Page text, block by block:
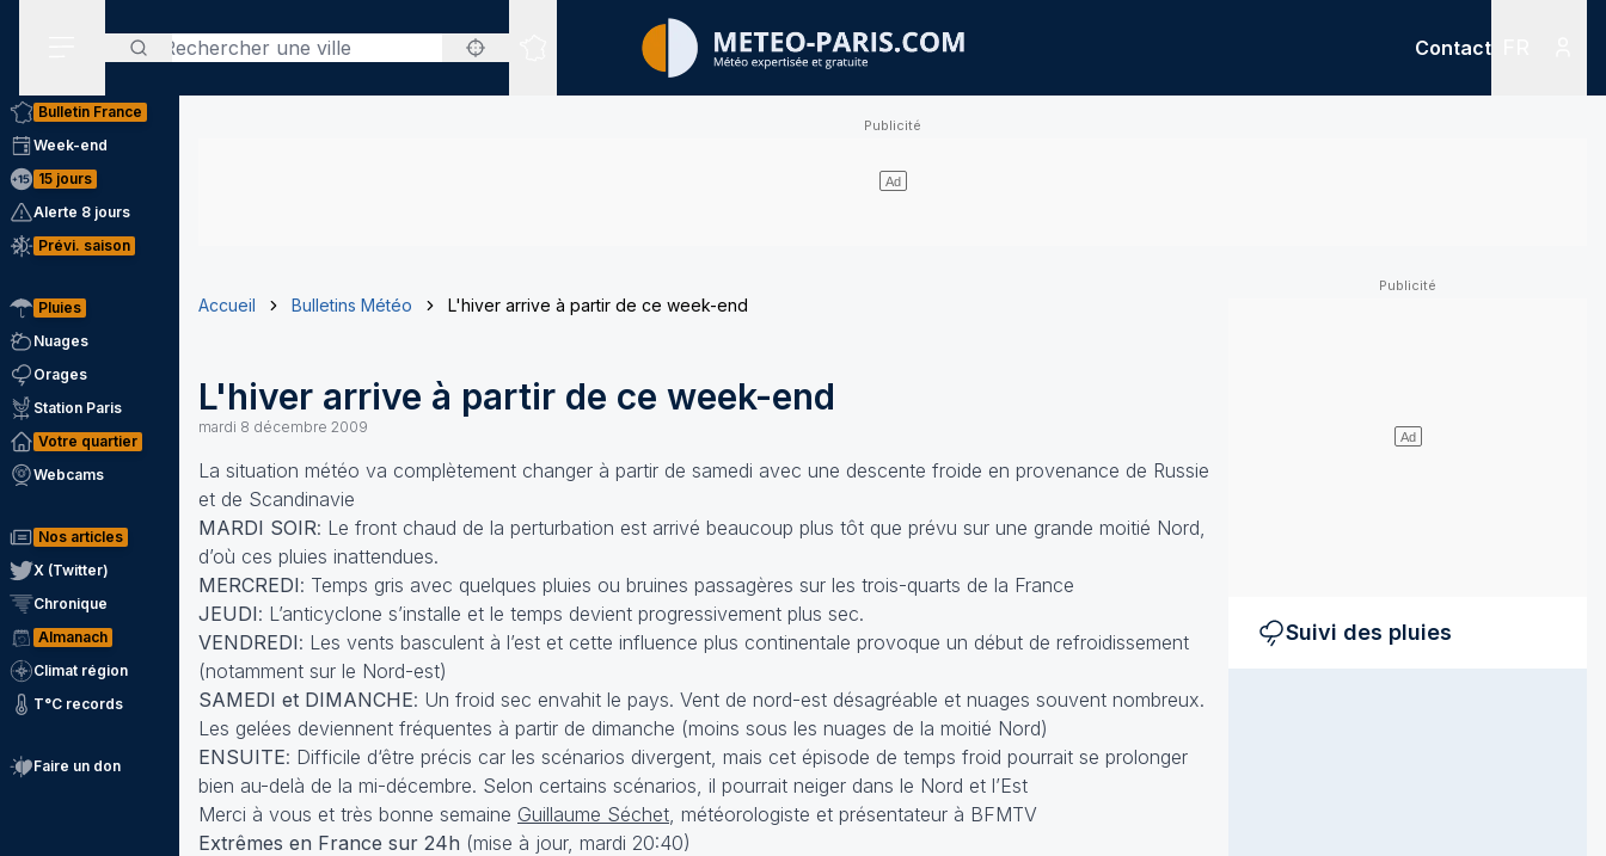
Rechercher
Sites expertisés
Contact
Bulletin France
Week-end
15 jours
Alerte 8 jours
Prévi. saison
Pluies
Nuages
Orages
Station Paris
Votre quartier
Webcams
Nos articles
X (Twitter)
Chronique
Almanach
Climat région
T°C records
Faire un don
Accueil Bulletins Météo L'hiver arrive à partir de ce week-end
L'hiver arrive à partir de ce week-end
mardi 8 décembre 2009
La situation météo va complètement changer à partir de samedi avec une descente froide en provenance de Russie
et de Scandinavie
MARDI SOIR: Le front chaud de la perturbation est arrivé beaucoup plus tôt que prévu sur une grande moitié Nord,
d’où ces pluies inattendues.
MERCREDI: Temps gris avec quelques pluies ou bruines passagères sur les trois-quarts de la France
JEUDI: L’anticyclone s’installe et le temps devient progressivement plus sec.
VENDREDI: Les vents basculent à l’est et cette influence plus continentale provoque un début de refroidissement
(notamment sur le Nord-est)
SAMEDI et DIMANCHE: Un froid sec envahit le pays. Vent de nord-est désagréable et nuages souvent nombreux.
Les gelées deviennent fréquentes à partir de dimanche (moins sous les nuages de la moitié Nord)
ENSUITE: Difficile d‘être précis car les scénarios divergent, mais cet épisode de temps froid pourrait se prolonger
bien au-delà de la mi-décembre. Selon certains scénarios, il pourrait neiger dans le Nord et l’Est
Merci à vous et très bonne semaine Guillaume Séchet, météorologiste et présentateur à BFMTV
Extrêmes en France sur 24h (mise à jour, mardi 20:40)
Suivi des pluies